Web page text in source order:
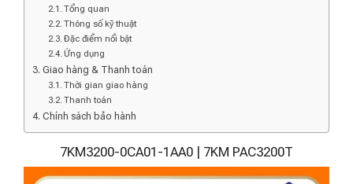
Tổng quan
Thông số kỹ thuật
Đặc điểm nổi bật
Ứng dụng
Giao hàng & Thanh toán
Thời gian giao hàng
Thanh toán
Chính sách bảo hành
7KM3200-0CA01-1AA0 | 7KM PAC3200T